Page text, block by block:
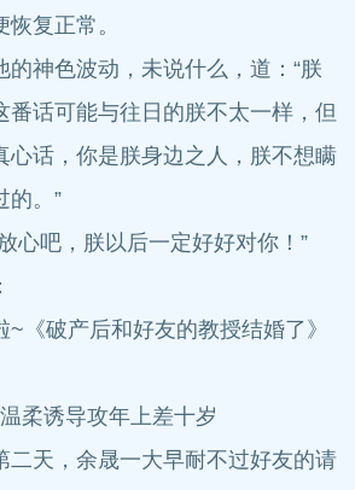
复正常。
神色波动，未说什么，道：“朕
番话可能与往日的朕不太一样，但
心话，你是朕身边之人，朕不想瞒
的。”
吧，朕以后一定好好对你！”
破产后和好友的教授结婚了》
诱导攻年上差十岁
天，余晟一大早耐不过好友的请